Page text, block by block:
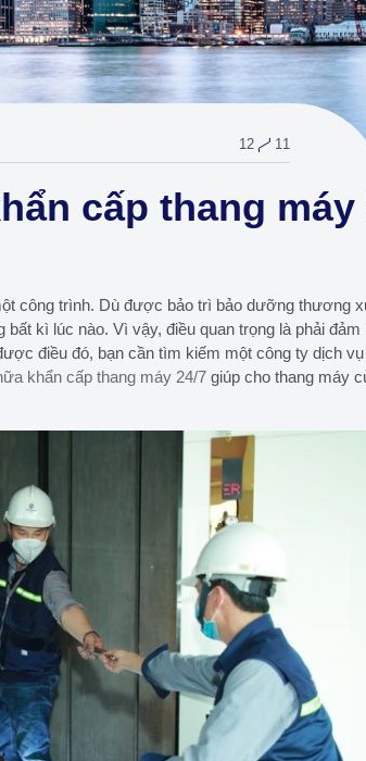
12 11
cấp thang
công trình. Dù được bảo trì bảo dưỡng thương
kì lúc nào. Vì vậy, điều quan trọng là phải
điều đó, bạn cần tìm kiếm một công ty dịch
khẩn cấp thang máy 24/7 giúp cho thang máy